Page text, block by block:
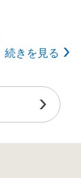
続きを見る